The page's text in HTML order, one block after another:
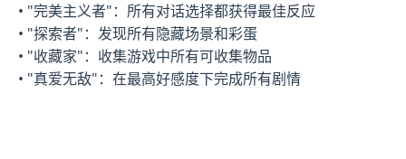
• "完美主义者"：所有对话选择都获得最佳反应
• "探索者"：发现所有隐藏场景和彩蛋
• "收藏家"：收集游戏中所有可收集物品
• "真爱无敌"：在最高好感度下完成所有剧情